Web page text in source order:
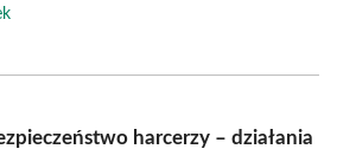
harcerzy – działania